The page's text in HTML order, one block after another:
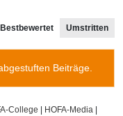
Bestbewertet Umstritten
Beiträge.
College HOFA-Media